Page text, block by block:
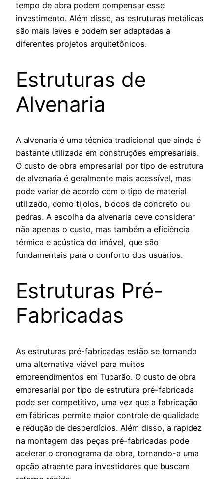
tempo de obra podem compensar esse
investimento. Além disso, as estruturas metálicas
são mais leves e podem ser adaptadas a
diferentes projetos arquitetônicos.
Estruturas de
Alvenaria
A alvenaria é uma técnica tradicional que ainda é
bastante utilizada em construções empresariais.
O custo de obra empresarial por tipo de estrutura
de alvenaria é geralmente mais acessível, mas
pode variar de acordo com o tipo de material
utilizado, como tijolos, blocos de concreto ou
pedras. A escolha da alvenaria deve considerar
não apenas o custo, mas também a eficiência
térmica e acústica do imóvel, que são
fundamentais para o conforto dos usuários.
Estruturas Pré-
Fabricadas
As estruturas pré-fabricadas estão se tornando
uma alternativa viável para muitos
empreendimentos em Tubarão. O custo de obra
empresarial por tipo de estrutura pré-fabricada
pode ser competitivo, uma vez que a fabricação
em fábricas permite maior controle de qualidade
e redução de desperdícios. Além disso, a rapidez
na montagem das peças pré-fabricadas pode
acelerar o cronograma da obra, tornando-a uma
opção atraente para investidores que buscam